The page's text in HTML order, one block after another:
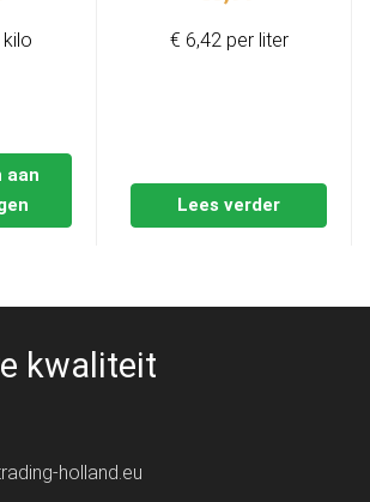
aan
Lees verder
€ 6,42 per liter
kwaliteit
holland.eu